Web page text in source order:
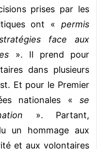
prises par les
ont « permis
face aux
». Il prend pour
dans plusieurs
Et pour le Premier
nationales « se
». Partant,
un hommage aux
et aux volontaires